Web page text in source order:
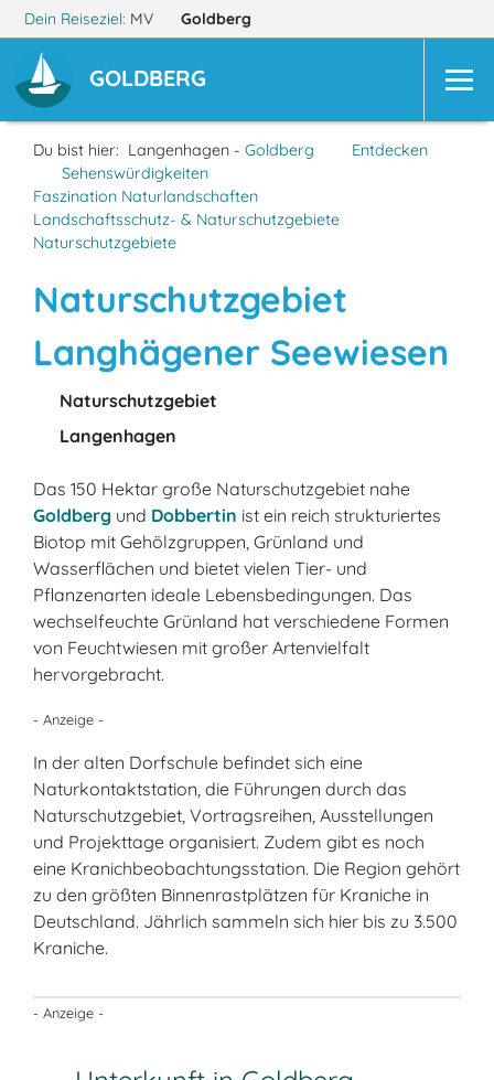
Dein Reiseziel: MV Goldberg
GOLDBERG
Du bist hier: Langenhagen - Goldberg
Entdecken
Sehenswürdigkeiten
Faszination Naturlandschaften
Landschaftsschutz- & Naturschutzgebiete
Naturschutzgebiete
Naturschutzgebiet
Langhägener Seewiesen
Naturschutzgebiet
Langenhagen
Das 150 Hektar große Naturschutzgebiet nahe
Goldberg und Dobbertin ist ein reich strukturiertes
Biotop mit Gehölzgruppen, Grünland und
Wasserflächen und bietet vielen Tier- und
Pflanzenarten ideale Lebensbedingungen. Das
wechselfeuchte Grünland hat verschiedene Formen
von Feuchtwiesen mit großer Artenvielfalt
hervorgebracht.
- Anzeige -
In der alten Dorfschule befindet sich eine
Naturkontaktstation, die Führungen durch das
Naturschutzgebiet, Vortragsreihen, Ausstellungen
und Projekttage organisiert. Zudem gibt es noch
eine Kranichbeobachtungsstation. Die Region gehört
zu den größten Binnenrastplätzen für Kraniche in
Deutschland. Jährlich sammeln sich hier bis zu 3.500
Kraniche.
- Anzeige -